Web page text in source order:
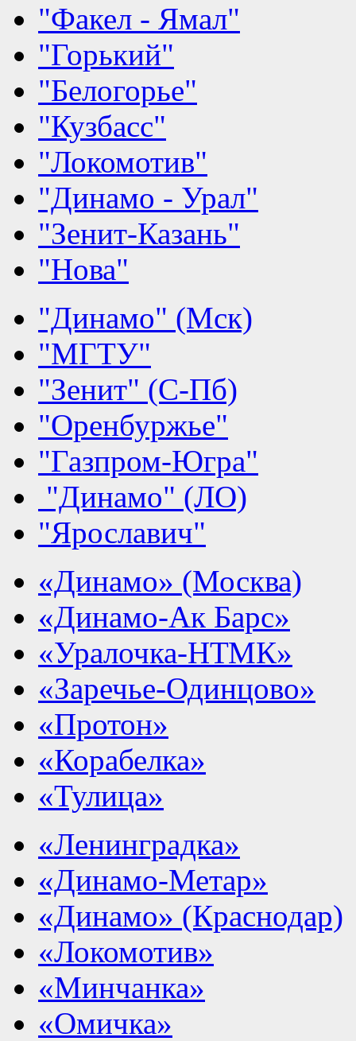
"Факел - Ямал"
"Горький"
"Белогорье"
"Кузбасс"
"Локомотив"
"Динамо - Урал"
"Зенит-Казань"
"Нова"
"Динамо" (Мск)
"МГТУ"
"Зенит" (С-Пб)
"Оренбуржье"
"Газпром-Югра"
"Динамо" (ЛО)
"Ярославич"
«Динамо» (Москва)
«Динамо-Ак Барс»
«Уралочка-НТМК»
«Заречье-Одинцово»
«Протон»
«Корабелка»
«Тулица»
«Ленинградка»
«Динамо-Метар»
«Динамо» (Краснодар)
«Локомотив»
«Минчанка»
«Омичка»